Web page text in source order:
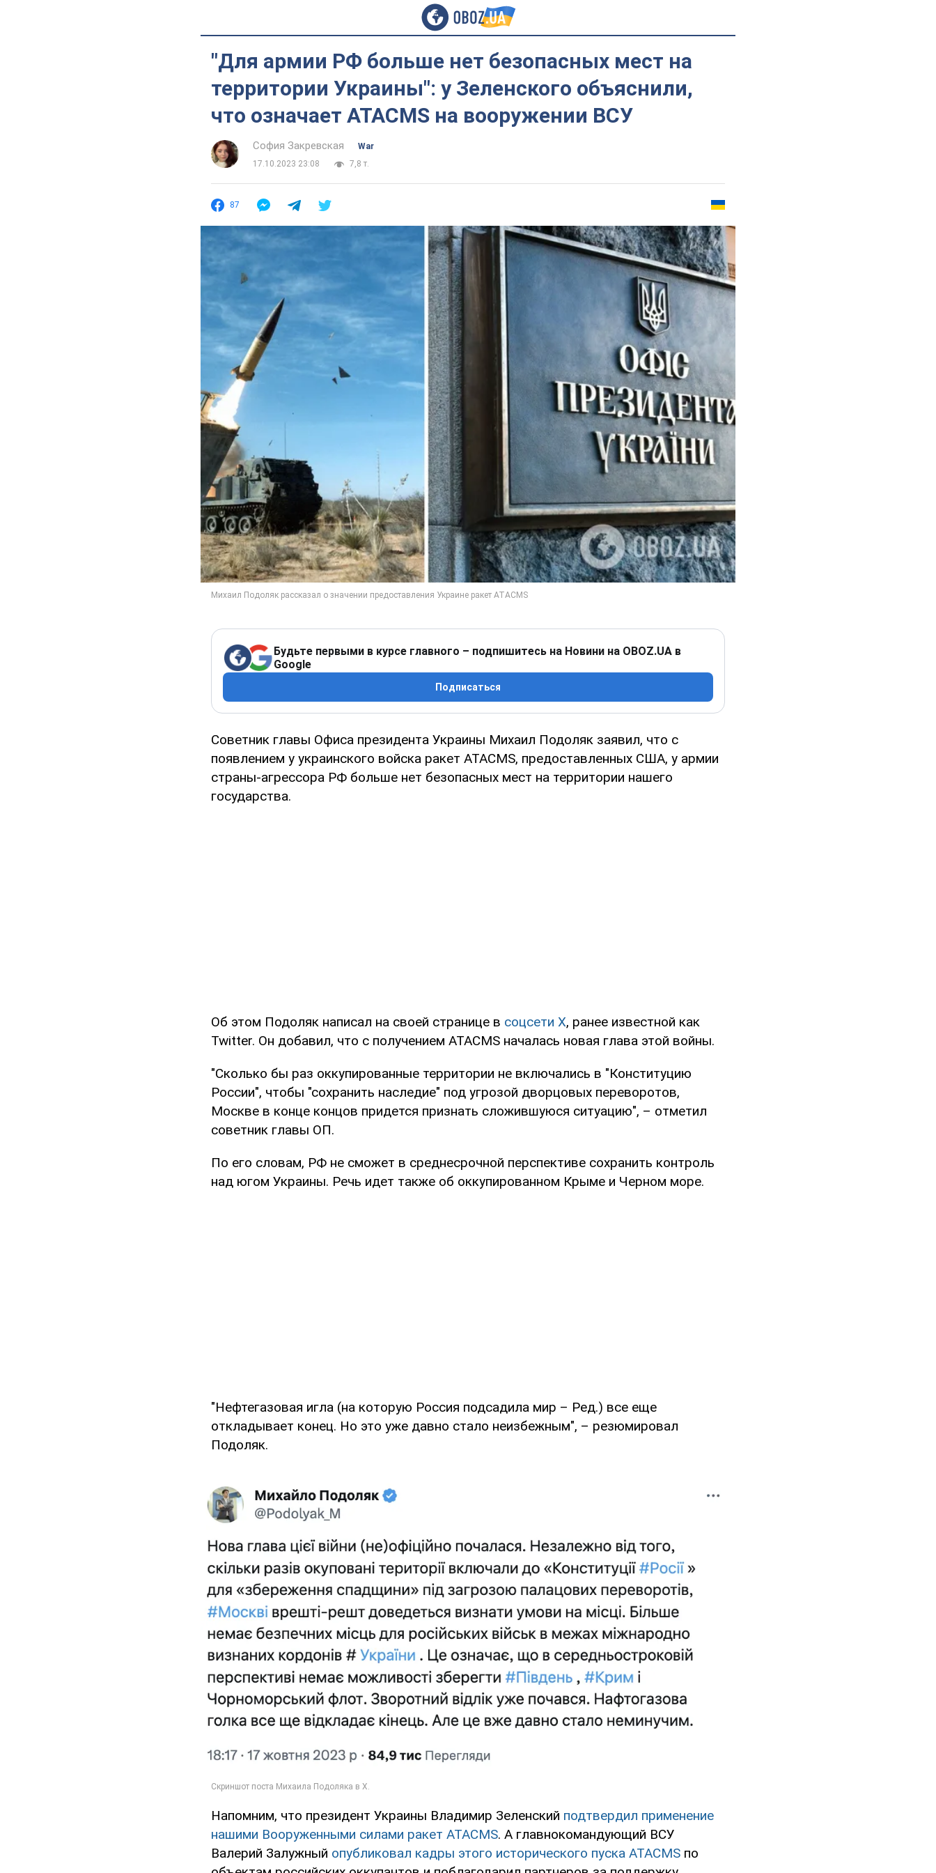
"Для армии РФ больше нет безопасных мест на
территории Украины": у Зеленского объяснили,
что означает ATACMS на вооружении ВСУ
София Закревская
War
17.10.2023 23:08
7,8 т.
87
Будьте первыми в курсе главного – подпишитесь на Новини на OBOZ.UA в
Google
Подписаться
Советник главы Офиса президента Украины Михаил Подоляк заявил, что с
появлением у украинского войска ракет ATACMS, предоставленных США, у армии
страны-агрессора РФ больше нет безопасных мест на территории нашего
государства.
Об этом Подоляк написал на своей странице в соцсети X, ранее известной как
Twitter. Он добавил, что с получением ATACMS началась новая глава этой войны.
"Сколько бы раз оккупированные территории не включались в "Конституцию
России", чтобы "сохранить наследие" под угрозой дворцовых переворотов,
Москве в конце концов придется признать сложившуюся ситуацию", – отметил
советник главы ОП.
По его словам, РФ не сможет в среднесрочной перспективе сохранить контроль
над югом Украины. Речь идет также об оккупированном Крыме и Черном море.
"Нефтегазовая игла (на которую Россия подсадила мир – Ред.) все еще
откладывает конец. Но это уже давно стало неизбежным", – резюмировал
Подоляк.
Напомним, что президент Украины Владимир Зеленский подтвердил применение
нашими Вооруженными силами ракет ATACMS. А главнокомандующий ВСУ
Валерий Залужный опубликовал кадры этого исторического пуска ATACMS по